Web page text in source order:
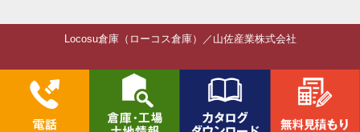
Locosu倉庫（ローコス倉庫）／山佐産業株式会社